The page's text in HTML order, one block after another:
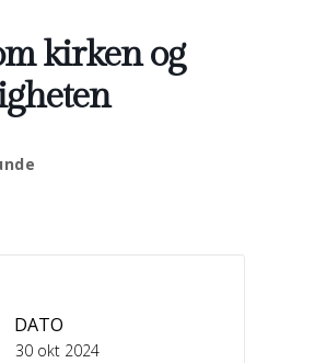
kirken og
DATO
30 okt 2024